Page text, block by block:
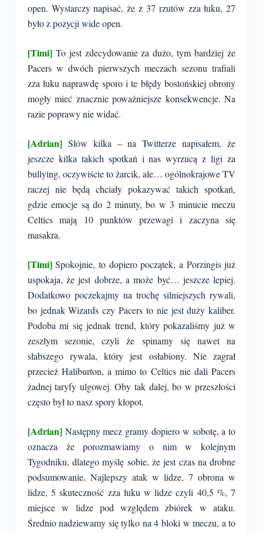
open. Wystarczy napisać, że z 37 rzutów zza łuku, 27
było z pozycji wide open.
[Timi] To jest zdecydowanie za dużo, tym bardziej że
Pacers w dwóch pierwszych meczach sezonu trafiali
zza łuku naprawdę sporo i te błędy bostońskiej obrony
mogły mieć znacznie poważniejsze konsekwencje. Na
razie poprawy nie widać.
[Adrian] Słów kilka – na Twitterze napisałem, że
jeszcze kilka takich spotkań i nas wyrzucą z ligi za
bullying, oczywiście to żarcik, ale… ogólnokrajowe TV
raczej nie będą chciały pokazywać takich spotkań,
gdzie emocje są do 2 minuty, bo w 3 minucie meczu
Celtics mają 10 punktów przewagi i zaczyna się
masakra.
[Timi] Spokojnie, to dopiero początek, a Porzingis już
uspokaja, że jest dobrze, a może być… jeszcze lepiej.
Dodatkowo poczekajmy na trochę silniejszych rywali,
bo jednak Wizards czy Pacers to nie jest duży kaliber.
Podoba mi się jednak trend, który pokazaliśmy już w
zeszłym sezonie, czyli że spinamy się nawet na
słabszego rywala, który jest osłabiony. Nie zagrał
przecież Haliburton, a mimo to Celtics nie dali Pacers
żadnej taryfy ulgowej. Oby tak dalej, bo w przeszłości
często był to nasz spory kłopot.
[Adrian] Następny mecz gramy dopiero w sobotę, a to
oznacza że porozmawiamy o nim w kolejnym
Tygodniku, dlatego myślę sobie, że jest czas na drobne
podsumowanie. Najlepszy atak w lidze, 7 obrona w
lidze, 5 skuteczność zza łuku w lidze czyli 40,5 %, 7
miejsce w lidze pod względem zbiórek w ataku.
Średnio nadziewamy się tylko na 4 bloki w meczu, a to